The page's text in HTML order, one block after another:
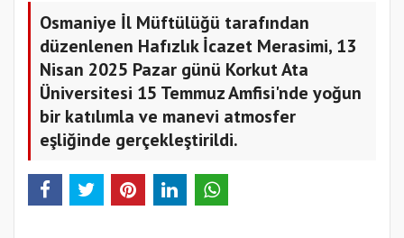
Osmaniye İl Müftülüğü tarafından
düzenlenen Hafızlık İcazet Merasimi, 13
Nisan 2025 Pazar günü Korkut Ata
Üniversitesi 15 Temmuz Amfisi'nde yoğun
bir katılımla ve manevi atmosfer
eşliğinde gerçekleştirildi.